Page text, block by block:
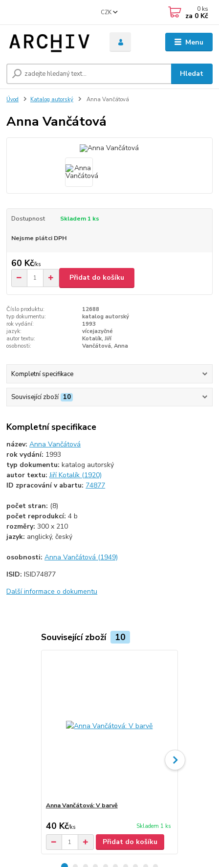
Menu
CZK
Hledat
0 ks
za 0 Kč
Úvod Katalog autorský Anna Vančátová
Anna Vančátová
Dostupnost Skladem 1 ks
Nejsme plátci DPH
60 Kč/ks
Přidat do košíku
Číslo produktu:
12688
typ dokumentu:
katalog autorský
rok vydání:
1993
jazyk:
vícejazyčné
autor textu:
Kotalík, Jiří
osobnosti:
Vančátová, Anna
Kompletní specifikace
Související zboží 10
Kompletní specifikace
název:Anna Vančátová
rok vydání: 1993
typ dokumentu:katalog autorský
autor textu:Jiří Kotalík (1920)
ID zpracování v abartu: 74877
počet stran: (8)
počet reprodukcí:4 b
rozměry:300 x 210
jazyk: anglický, český
osobnosti:Anna Vančátová (1949)
ISID:ISID74877
Další informace o dokumentu
Související zboží 10
Anna Vančátová: V barvě
40 Kč/ks Skladem 1 ks
Přidat do košíku